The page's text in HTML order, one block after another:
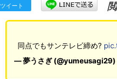
ツイート
同点でもサンテレビ締め?
— 夢うさぎ (@yumeusagi29)